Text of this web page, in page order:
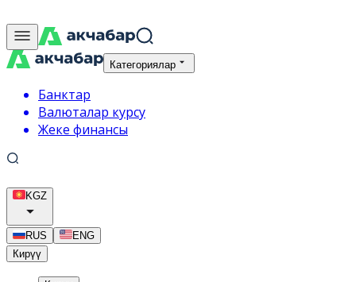
Категориялар
Банктар
Валюталар курсу
Жеке финансы
KGZ
RUS
ENG
Кирүү